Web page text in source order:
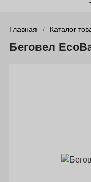
Главная Каталог
Беговел